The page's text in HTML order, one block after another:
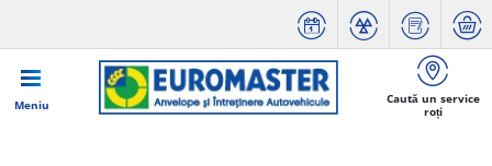
Meniu
Caută un service
roți